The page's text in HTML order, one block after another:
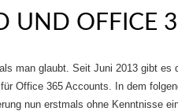
UND OFFICE
man glaubt. Seit Juni 2013 gibt es
Office 365 Accounts. In dem
nun erstmals ohne Kenntnisse